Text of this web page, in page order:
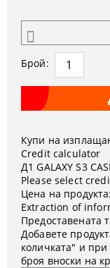
Брой:
Купи на
Credit calculator
Д1 GALAXY S3
Please select
Цена на продукта:
Extraction of
Предоставената
Добавете
количката" и
броя вноски на